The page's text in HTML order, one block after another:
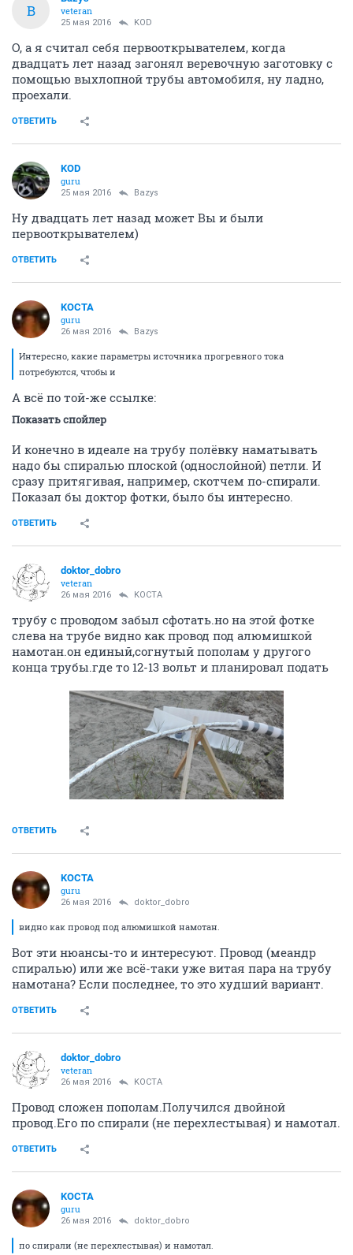
B
veteran
25 мая 2016 KOD
О, а я считал себя первооткрывателем, когда
двадцать лет назад загонял веревочную заготовку с
помощью выхлопной трубы автомобиля, ну ладно,
проехали.
ОТВЕТИТЬ
KOD
guru
25 мая 2016 Bazys
Ну двадцать лет назад может Вы и были
первооткрывателем)
ОТВЕТИТЬ
KOCTA
guru
26 мая 2016 Bazys
Интересно, какие параметры источника прогревного тока
потребуются, чтобы и
А всё по той-же ссылке:
Показать спойлер
И конечно в идеале на трубу полёвку наматывать
надо бы спиралью плоской (однослойной) петли. И
сразу притягивая, например, скотчем по-спирали.
Показал бы доктор фотки, было бы интересно.
ОТВЕТИТЬ
doktor_dobro
veteran
26 мая 2016 KOCTA
трубу с проводом забыл сфотать.но на этой фотке
слева на трубе видно как провод под алюмишкой
намотан.он единый,согнутый пополам у другого
конца трубы.где то 12-13 вольт и планировал подать
ОТВЕТИТЬ
KOCTA
guru
26 мая 2016 doktor_dobro
видно как провод под алюмишкой намотан.
Вот эти нюансы-то и интересуют. Провод (меандр
спиралью) или же всё-таки уже витая пара на трубу
намотана? Если последнее, то это худший вариант.
ОТВЕТИТЬ
doktor_dobro
veteran
26 мая 2016 KOCTA
Провод сложен пополам.Получился двойной
провод.Его по спирали (не перехлестывая) и намотал.
ОТВЕТИТЬ
KOCTA
guru
26 мая 2016 doktor_dobro
по спирали (не перехлестывая) и намотал.